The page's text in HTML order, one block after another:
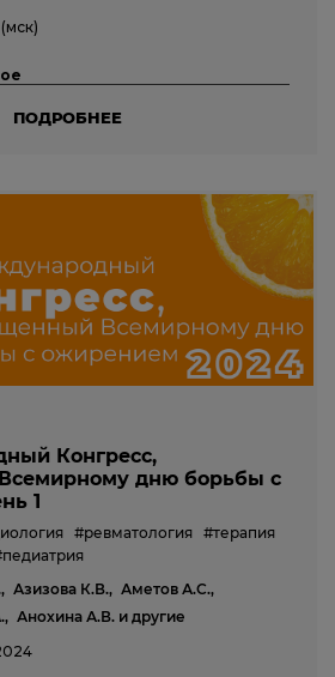
ПОДРОБНЕЕ
Конгресс,
дню борьбы с
1
#ревматология #терапия
Азизова К.В., Аметов А.С.,
Анохина А.В. и другие